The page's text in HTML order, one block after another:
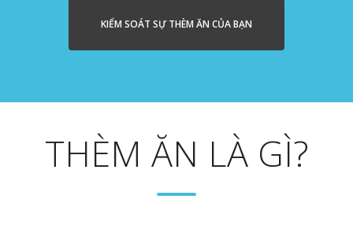
KIỂM SOÁT SỰ THÈM ĂN CỦA BẠN
THÈM ĂN LÀ GÌ?